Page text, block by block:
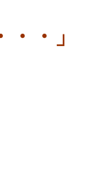
・」